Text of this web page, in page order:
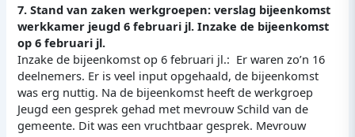
7. Stand van zaken werkgroepen: verslag bijeenkomst
werkkamer jeugd 6 februari jl. Inzake de bijeenkomst
op 6 februari jl.
Inzake de bijeenkomst op 6 februari jl.: Er waren zo’n 16
deelnemers. Er is veel input opgehaald, de bijeenkomst
was erg nuttig. Na de bijeenkomst heeft de werkgroep
Jeugd een gesprek gehad met mevrouw Schild van de
gemeente. Dit was een vruchtbaar gesprek. Mevrouw